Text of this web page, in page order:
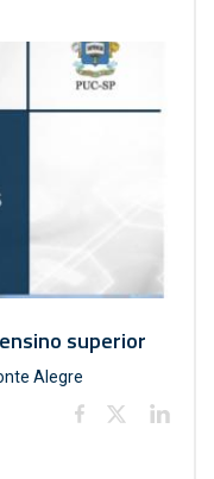
superior
Alegre